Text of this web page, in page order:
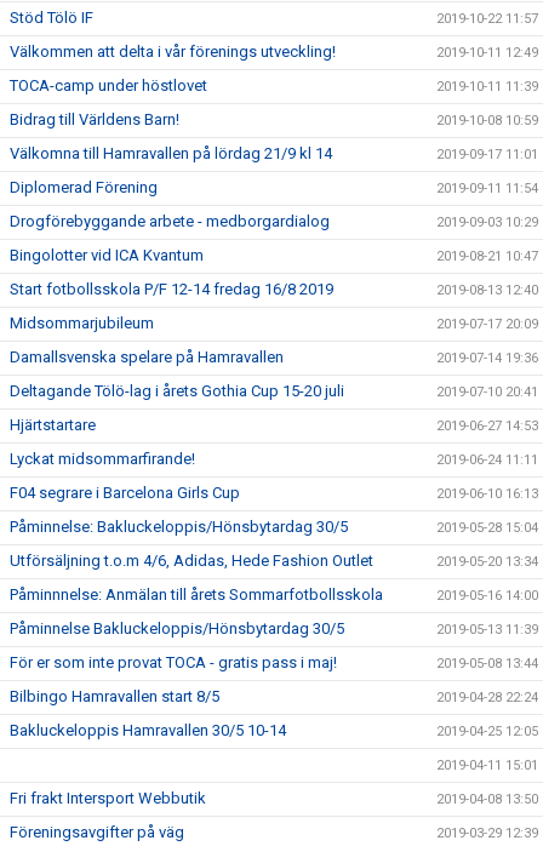
Stöd Tölö IF 2019-10-22 11:57
Välkommen att delta i vår förenings utveckling! 2019-10-11 12:49
TOCA-camp under höstlovet 2019-10-11 11:39
Bidrag till Världens Barn! 2019-10-08 10:59
Välkomna till Hamravallen på lördag 21/9 kl 14 2019-09-17 11:01
Diplomerad Förening 2019-09-11 11:54
Drogförebyggande arbete - medborgardialog 2019-09-03 10:29
Bingolotter vid ICA Kvantum 2019-08-21 10:47
Start fotbollsskola P/F 12-14 fredag 16/8 2019 2019-08-13 12:40
Midsommarjubileum 2019-07-17 20:09
Damallsvenska spelare på Hamravallen 2019-07-14 19:36
Deltagande Tölö-lag i årets Gothia Cup 15-20 juli 2019-07-10 20:41
Hjärtstartare 2019-06-27 14:53
Lyckat midsommarfirande! 2019-06-24 11:11
F04 segrare i Barcelona Girls Cup 2019-06-10 16:13
Påminnelse: Bakluckeloppis/Hönsbytardag 30/5 2019-05-28 15:04
Utförsäljning t.o.m 4/6, Adidas, Hede Fashion Outlet 2019-05-20 13:34
Påminnnelse: Anmälan till årets Sommarfotbollsskola 2019-05-16 14:00
Påminnelse Bakluckeloppis/Hönsbytardag 30/5 2019-05-13 11:39
För er som inte provat TOCA - gratis pass i maj! 2019-05-08 13:44
Bilbingo Hamravallen start 8/5 2019-04-28 22:24
Bakluckeloppis Hamravallen 30/5 10-14 2019-04-25 12:05
2019-04-11 15:01
Fri frakt Intersport Webbutik 2019-04-08 13:50
Föreningsavgifter på väg 2019-03-29 12:39